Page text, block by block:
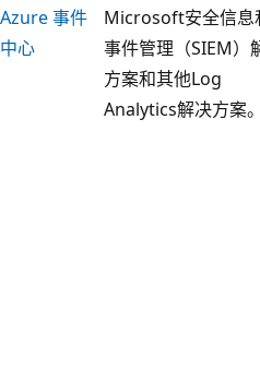
Azure 事件
中心
Microsoft安全信息
事件管理（SIEM）
方案和其他Log
Analytics解决方案。